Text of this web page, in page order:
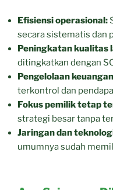
Efisiensi operasional:
secara sistematis dan
Peningkatan kualitas
ditingkatkan dengan
Pengelolaan
terkontrol dan
Fokus pemilik tetap
strategi besar tanpa
Jaringan dan
umumnya sudah